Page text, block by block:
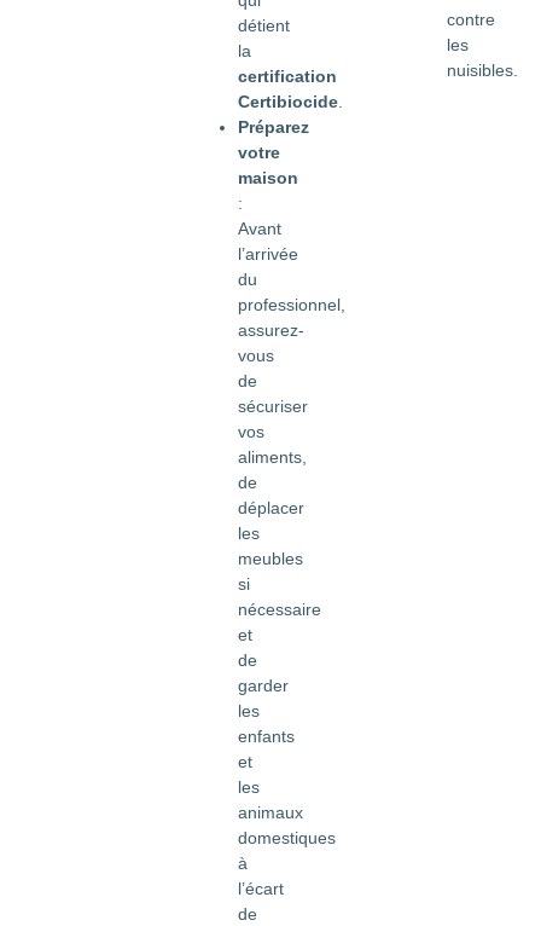
détient
la
certification
Certibiocide.
Préparez
votre
maison
:
Avant
l’arrivée
du
professionnel,
assurez-
vous
de
sécuriser
vos
aliments,
de
déplacer
les
meubles
si
nécessaire
et
de
garder
les
enfants
et
les
animaux
domestiques
à
l’écart
de
contre
les
nuisibles.